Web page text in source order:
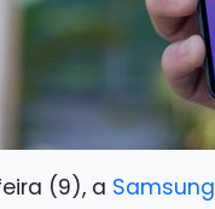
(9), a Samsung